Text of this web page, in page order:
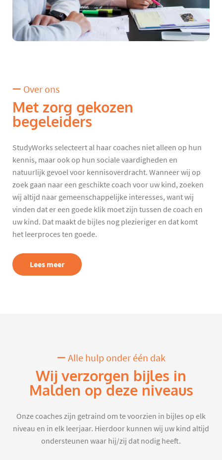
Over ons
Met zorg gekozen
begeleiders
StudyWorks selecteert al haar coaches niet alleen op hun
kennis, maar ook op hun sociale vaardigheden en
natuurlijk gevoel voor kennisoverdracht. Wanneer wij op
zoek gaan naar een geschikte coach voor uw kind, zoeken
wij altijd naar gemeenschappelijke interesses, want wij
vinden dat er een goede klik moet zijn tussen de coach en
uw kind. Dat maakt de bijles nog plezieriger en dat komt
het leerproces ten goede.
Lees meer
Alle hulp onder één dak
Wij verzorgen bijles in
Malden op deze niveaus
Onze coaches zijn getraind om te voorzien in bijles op elk
niveau en in elk leerjaar. Hierdoor kunnen wij uw kind altijd
ondersteunen waar hij/zij dat nodig heeft.